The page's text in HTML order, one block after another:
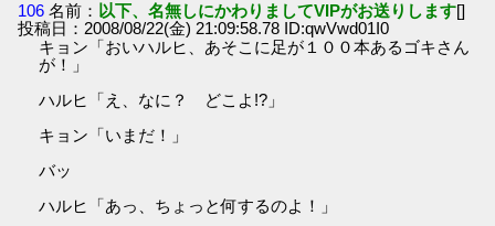
106 名前： 以下、名無しにかわりましてVIPがお送りします[]
投稿日：2008/08/22(金) 21:09:58.78 ID:qwVwd01I0
キョン「おいハルヒ、あそこに足が１００本あるゴキさん
が！」
ハルヒ「え、なに？ どこよ!?」
キョン「いまだ！」
バッ
ハルヒ「あっ、ちょっと何するのよ！」